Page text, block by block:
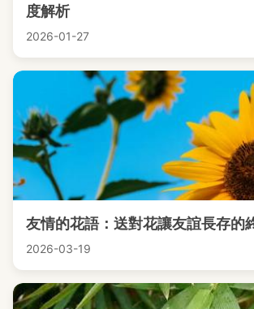
度解析
2026-01-27
友情的花語：送對花讓友誼長存的
2026-03-19